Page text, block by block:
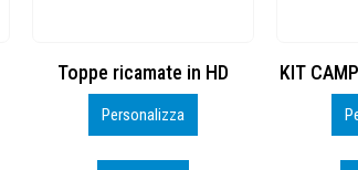
KIT CAMP 100 2026_perso
Personalizza